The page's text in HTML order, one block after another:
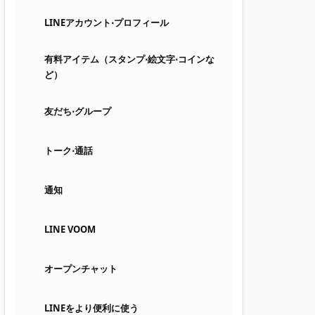
LINEアカウント⋅プロフィール
有料アイテム（スタンプ⋅絵文字⋅コインな
ど）
友だち⋅グループ
トーク⋅通話
通知
LINE VOOM
オープンチャット
LINEをより便利に使う